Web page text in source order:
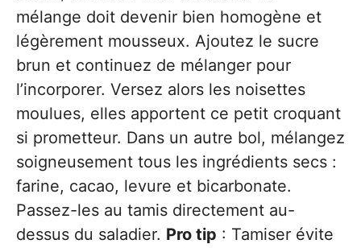
mélange doit devenir bien homogène et
légèrement mousseux. Ajoutez le sucre
brun et continuez de mélanger pour
l’incorporer. Versez alors les noisettes
moulues, elles apportent ce petit croquant
si prometteur. Dans un autre bol, mélangez
soigneusement tous les ingrédients secs :
farine, cacao, levure et bicarbonate.
Passez-les au tamis directement au-
dessus du saladier. Pro tip : Tamiser évite